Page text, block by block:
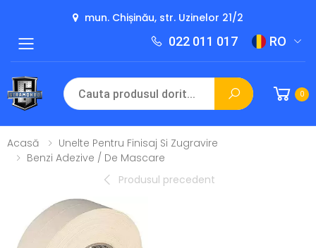
mun. Chișinău, str. Uzinelor 21/2
022 011 017 RO
Toggle mobile menu
0
Acasă
Unelte Pentru Finisaj Si Zugravire
Benzi Adezive / De Mascare
Produsul precedent